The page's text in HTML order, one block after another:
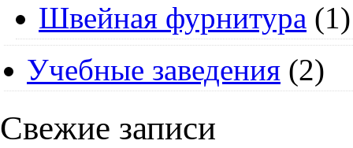
Швейная фурнитура (1)
Учебные заведения (2)
Свежие записи